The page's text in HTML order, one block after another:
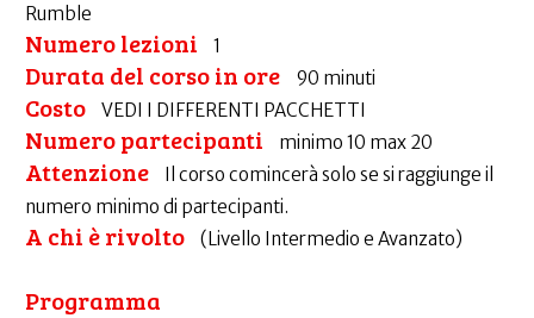
Rumble
Numero lezioni 1
Durata del corso in ore 90 minuti
Costo VEDI I DIFFERENTI PACCHETTI
Numero partecipanti minimo 10 max 20
Attenzione
Il corso comincerà solo se si raggiunge il
numero minimo di partecipanti.
A chi è rivolto (Livello Intermedio e Avanzato)
Programma